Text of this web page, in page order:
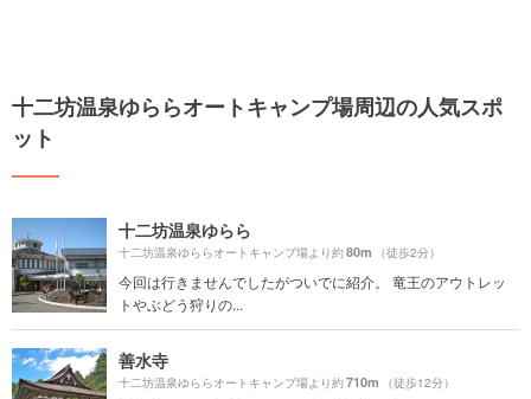
十二坊温泉ゆららオートキャンプ場周辺の人気スポ
ット
十二坊温泉ゆらら
十二坊温泉ゆららオートキャンプ場より約80m （徒歩2分）
今回は行きませんでしたがついでに紹介。 竜王のアウトレッ
トやぶどう狩りの...
善水寺
十二坊温泉ゆららオートキャンプ場より約710m （徒歩12分）